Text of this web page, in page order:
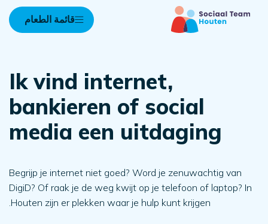
قائمة الطعام
Ik vind internet,
bankieren of social
media een uitdaging
Begrijp je internet niet goed? Word je zenuwachtig van
DigiD? Of raak je de weg kwijt op je telefoon of laptop? In
Houten zijn er plekken waar je hulp kunt krijgen.